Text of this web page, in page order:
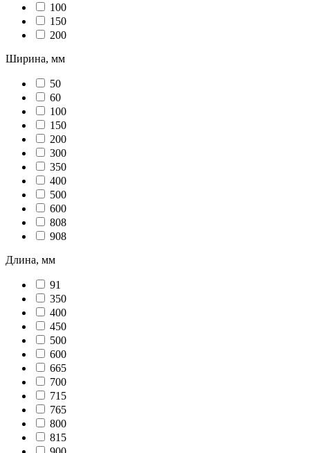
100
150
200
Ширина, мм
50
60
100
150
200
300
350
400
500
600
808
908
Длина, мм
91
350
400
450
500
600
665
700
715
765
800
815